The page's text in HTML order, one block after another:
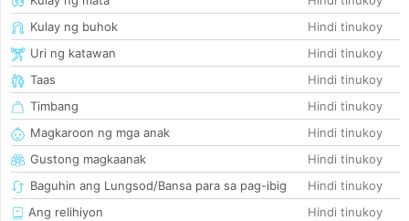
Kulay ng buhok
Hindi tinukoy
Uri ng katawan
Hindi tinukoy
Taas
Hindi tinukoy
Timbang
Hindi tinukoy
Magkaroon ng mga anak
Hindi tinukoy
Gustong magkaanak
Hindi tinukoy
Baguhin ang Lungsod/Bansa para sa pag-ibig
Hindi tinukoy
Ang relihiyon
Hindi tinukoy